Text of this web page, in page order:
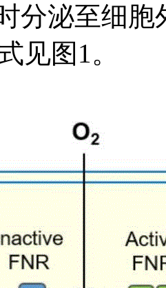
分泌至细
见图1。